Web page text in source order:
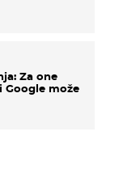
Za one
Google može